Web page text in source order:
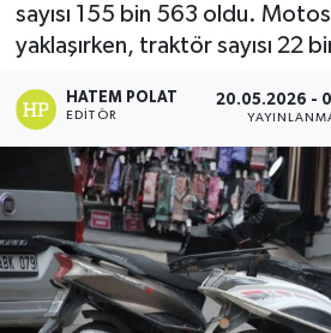
sayısı 155 bin 563 oldu.
yaklaşırken, traktör sayısı 22
HATEM POLAT
EDITÖR
20.05.2026 -